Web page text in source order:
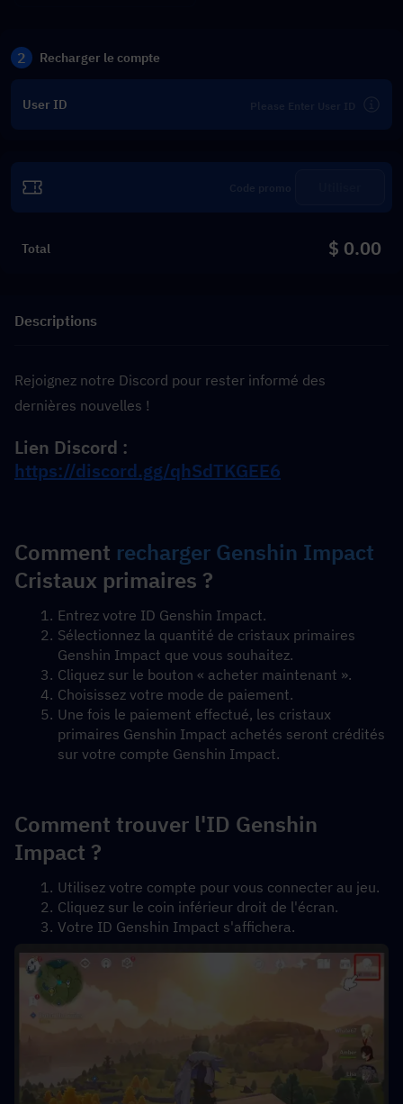
2 Recharger le compte
User ID
Total $ 0.00
Descriptions
Rejoignez notre Discord pour rester informé des
dernières nouvelles !
https://discord.gg/qhSdTKGEE6
Comment recharger Genshin Impact
Cristaux primaires ?
Entrez votre ID Genshin Impact.
Sélectionnez la quantité de cristaux primaires
Genshin Impact que vous souhaitez.
Cliquez sur le bouton « acheter maintenant ».
Choisissez votre mode de paiement.
Une fois le paiement effectué, les cristaux
primaires Genshin Impact achetés seront crédités
sur votre compte Genshin Impact.
Comment trouver l'ID Genshin
Impact ?
Utilisez votre compte pour vous connecter au jeu.
Cliquez sur le coin inférieur droit de l'écran.
Votre ID Genshin Impact s'affichera.